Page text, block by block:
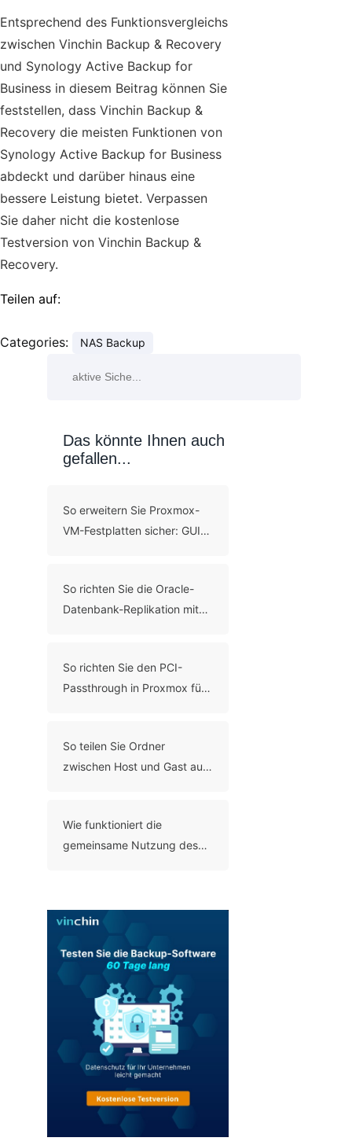
Entsprechend des Funktionsvergleichs
zwischen Vinchin Backup & Recovery
und Synology Active Backup for
Business in diesem Beitrag können Sie
feststellen, dass Vinchin Backup &
Recovery die meisten Funktionen von
Synology Active Backup for Business
abdeckt und darüber hinaus eine
bessere Leistung bietet. Verpassen
Sie daher nicht die kostenlose
Testversion von Vinchin Backup &
Recovery.
Teilen auf:
Categories: NAS Backup
Das könnte Ihnen auch
gefallen...
So erweitern Sie Proxmox-
VM-Festplatten sicher: GUI-
So richten Sie die Oracle-
Datenbank-Replikation mit
So richten Sie den PCI-
Passthrough in Proxmox für
So teilen Sie Ordner
zwischen Host und Gast auf
Wie funktioniert die
gemeinsame Nutzung des